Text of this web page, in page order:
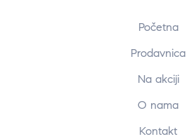
Početna
Prodavnica
Na akciji
O nama
Kontakt